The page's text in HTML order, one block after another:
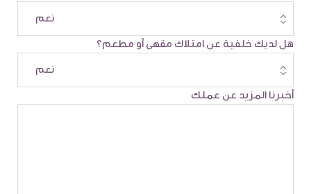
هل لديك خلفية عن امتلاك مقهى أو مطعم؟
أخبرنا المزيد عن عملك